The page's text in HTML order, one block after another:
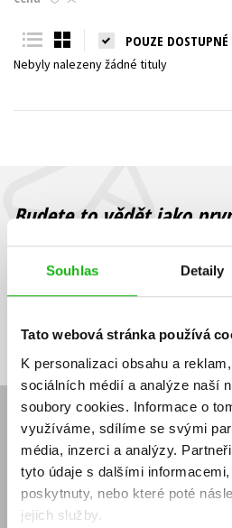
Souhlas Detaily
Tato webová stránka používá
K personalizaci obsahu a
sociálních médií a analýze naší
soubory cookies. Informace o
využíváme, sdílíme se svými
média, inzerci a analýzy.
tyto údaje s dalšími
poskytnuty, nebo které poté
jejich služby.
Young adult (SK)
Všechny
POUZE DOSTUPNÉ
Nebyly nalezeny žádné tituly
Budete to vědět jako
Zajímá Vás, jaký knižní hit právě
sleva, jaká běží soutěž o ceny?
souhlasíte se
mailová
adresa
mailová
adresa
Vaše e-mailová adresa
E-SHOP
Aktuality
Naši autoři
Obchodní podmínky
Jak nakoupit